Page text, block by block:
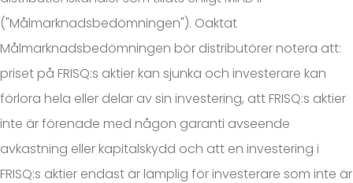
("Målmarknadsbedömningen"). Oaktat
Målmarknadsbedömningen bör distributörer notera att:
priset på FRISQ:s aktier kan sjunka och investerare kan
förlora hela eller delar av sin investering, att FRISQ:s aktier
inte är förenade med någon garanti avseende
avkastning eller kapitalskydd och att en investering i
FRISQ:s aktier endast är lämplig för investerare som inte är